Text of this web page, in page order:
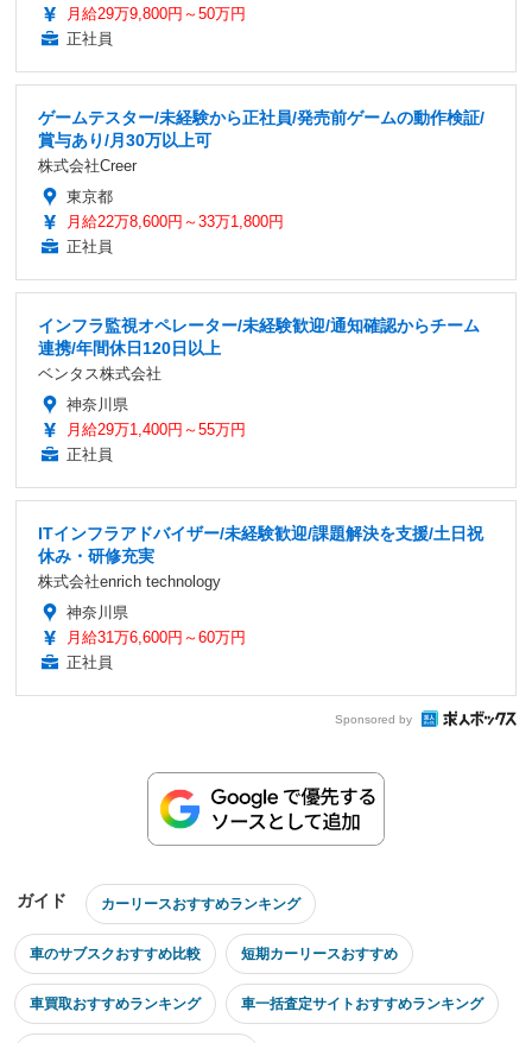
月給29万9,800円～50万円
正社員
ゲームテスター/未経験から正社員/発売前ゲームの動作検証/
賞与あり/月30万以上可
株式会社Creer
東京都
月給22万8,600円～33万1,800円
正社員
インフラ監視オペレーター/未経験歓迎/通知確認からチーム
連携/年間休日120日以上
ベンタス株式会社
神奈川県
月給29万1,400円～55万円
正社員
ITインフラアドバイザー/未経験歓迎/課題解決を支援/土日祝
休み・研修充実
株式会社enrich technology
神奈川県
月給31万6,600円～60万円
正社員
Sponsored by
ガイド カーリースおすすめランキング
車のサブスクおすすめ比較 短期カーリースおすすめ
車買取おすすめランキング 車一括査定サイトおすすめランキング